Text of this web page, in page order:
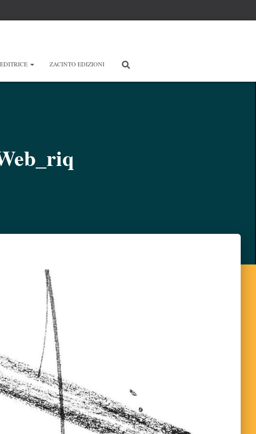
ZACINTO EDIZIONI